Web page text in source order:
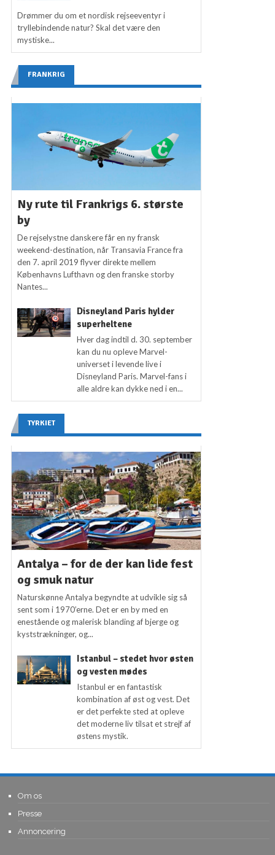
Drømmer du om et nordisk rejseeventyr i
tryllebindende natur? Skal det være den
mystiske...
FRANKRIG
Ny rute til Frankrigs 6. største
by
De rejselystne danskere får en ny fransk
weekend-destination, når Transavia France fra
den 7. april 2019 flyver direkte mellem
Københavns Lufthavn og den franske storby
Nantes...
Disneyland Paris hylder
superheltene
Hver dag indtil d. 30. september
kan du nu opleve Marvel-
universet i levende live i
Disneyland Paris. Marvel-fans i
alle aldre kan dykke ned i en...
TYRKIET
Antalya – for de der kan lide fest
og smuk natur
Naturskønne Antalya begyndte at udvikle sig så
sent som i 1970’erne. Det er en by med en
enestående og malerisk blanding af bjerge og
kyststrækninger, og...
Istanbul – stedet hvor østen
og vesten mødes
Istanbul er en fantastisk
kombination af øst og vest. Det
er det perfekte sted at opleve
det moderne liv tilsat et strejf af
østens mystik.
Om os
Presse
Annoncering